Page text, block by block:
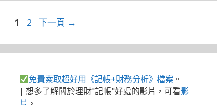
頁
1
頁
2 下一頁 →
免費索取超好用《記帳+財務分析》檔案 。
| 想多了解關於理財"記帳"好處的影片，可看影